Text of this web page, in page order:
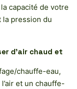
capacité de votre
la pression du
d’air chaud et
chauffe-eau,
et un chauffe-